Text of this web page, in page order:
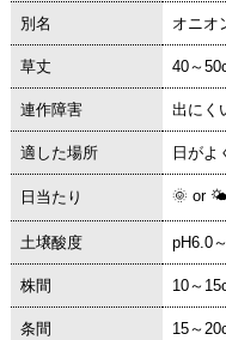
別名 オニオ
草丈 40～
連作障害 出にく
適した場所 日がよ
日当たり 🌞 or
土壌酸度 pH6.0
株間 10～
条間 15～